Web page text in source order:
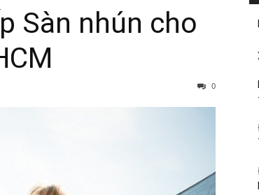
Sàn nhún cho
0